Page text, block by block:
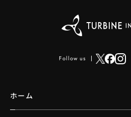
Follow us
ホーム